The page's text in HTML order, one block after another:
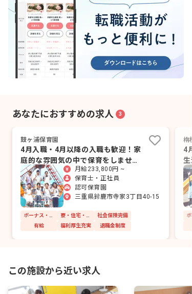
あなたにおすすめの求人 3
鼓ヶ浦保育園
4月入職・4月以降の入職も歓迎！家
庭的な雰囲気の中で保育をしません
か？
月給233,800円 ~
保育士・正社員
認可保育園
三重県鈴鹿市寺家3丁目40-15
社会保険完備
有給
福利厚生充実 退職金制度
栴
4
り
この施設から近い求人